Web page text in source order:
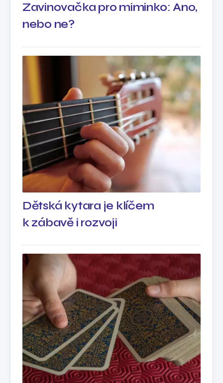
Zavinovačka pro miminko: Ano,
nebo ne?
Dětská kytara je klíčem
k zábavě i rozvoji